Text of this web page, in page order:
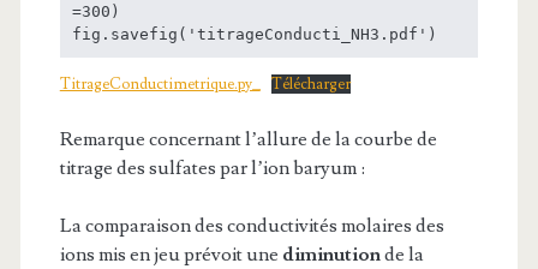
=300)
fig.savefig('titrageConducti_NH3.pdf')
TitrageConductimetrique.py_ Télécharger
Remarque concernant l’allure de la courbe de
titrage des sulfates par l’ion baryum :
La comparaison des conductivités molaires des
ions mis en jeu prévoit une diminutionde la